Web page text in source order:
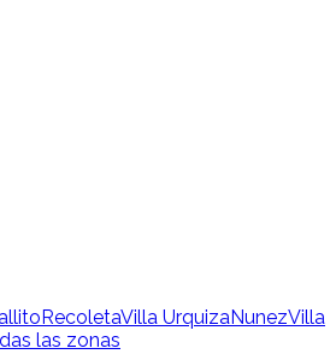
RecoletaVilla UrquizaNunezVilla
las zonas